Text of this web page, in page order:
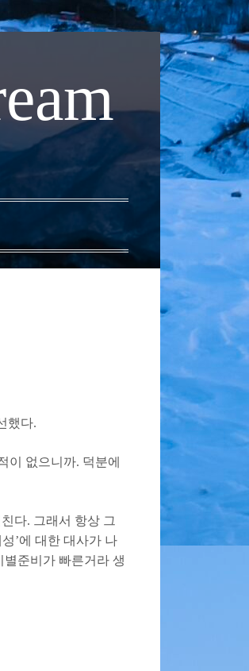
했다.
이 없으니까. 덕분에
다. 그래서 항상 그
’에 대한 대사가 나
별준비가 빠른거라 생